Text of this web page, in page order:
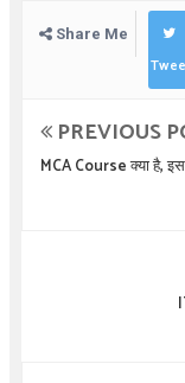
Share Me
PREVIOUS
MCA Course क्या है,